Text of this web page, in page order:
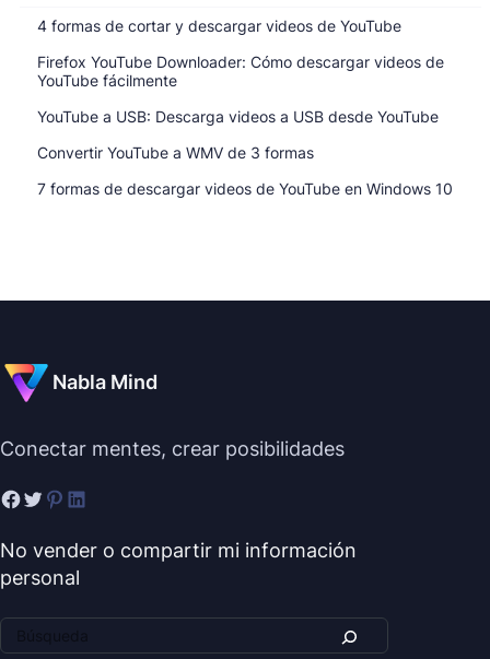
4 formas de cortar y descargar videos de YouTube
Firefox YouTube Downloader: Cómo descargar videos de
YouTube fácilmente
YouTube a USB: Descarga videos a USB desde YouTube
Convertir YouTube a WMV de 3 formas
7 formas de descargar videos de YouTube en Windows 10
Nabla Mind
Conectar mentes, crear posibilidades
No vender o compartir mi información
personal